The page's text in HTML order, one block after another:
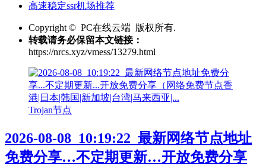
高速稳定ssr机场推荐
Copyright © PC在线云端 版权所有.
转载请务必保留本文链接：
https://nrcs.xyz/vmess/13279.html
Trojan节点
2026-08-08_10:19:22_最新网络节点地址
免费分享…不定期更新…开放免费分享